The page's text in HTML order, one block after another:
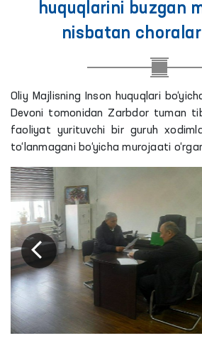
huquqlarini buzgan
nisbatan choralar
Oliy Majlisning Inson huquqlari
Devoni tomonidan Zarbdor tuman
faoliyat yurituvchi bir guruh
to‘lanmagani bo‘yicha murojaati